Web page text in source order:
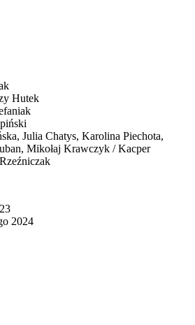
Hutek
Julia Chatys, Karolina Piechota,
Mikołaj Krawczyk / Kacper
2024